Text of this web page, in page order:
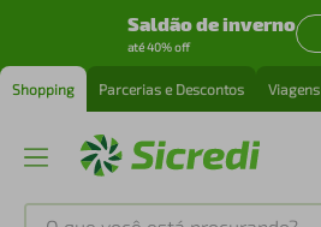
Saldão de inverno
até 40% off
Shopping Parcerias e Descontos Viagens
O que você está procurando?